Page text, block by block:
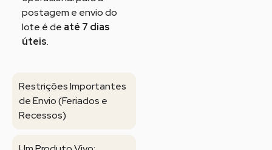
postagem e envio do
lote é de até 7 dias
úteis.
Restrições Importantes
de Envio (Feriados e
Recessos)